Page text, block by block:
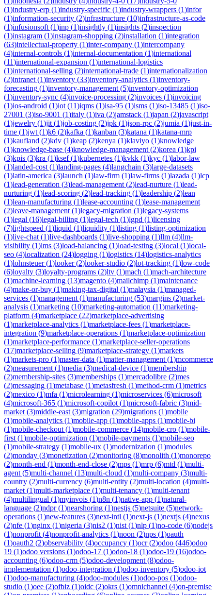
(1)industry-erp (1)industry-specific (1)industry-wrappers (1)infor
(1)information-security (2)infrastructure (10)infrastructure-as-code
(1)infusionsoft (1)inp (1)insightly (1)insights (2)inspection
(1)instagram (1)instagram-shopping (2)installation (1)integration
(63)intellectual-property (1)inter-company (1)intercompany
(4)internal-controls (1)internal-documentation (1)international
(11)international-expansion (1)international-logistics
(1)international-selling (2)international-trade (1)internationalization
(2)intranet (1)inventory (33)inventory-analytics (1)inventory-
forecasting (1)inventory-management (5)inventory-optimization
(1)inventory-sync (4)invoice-processing (2)invoices (1)invoicing
(1)ios-android (1)iot (11)iqms (1)isa-95 (1)isms (1)iso-13485 (1)iso-
27001 (3)iso-9001 (1)italy (1)iva (2)jamstack (1)japan (2)javascript
(1)jewelry (1)jit (1)job-costing (2)jpk (1)json-rpc (2)jumia (1)just-in-
time (1)jwt (1)k6 (2)kafka (1)kanban (3)katana (1)katana-mrp
(1)kaufland (2)kdv (1)keap (2)kenya (1)klaviyo (1)knowledge
(1)knowledge-base (4)knowledge-management (2)korea (1)kpi
(3)kpis (3)kra (1)ksef(1)kubernetes (1)kvkk (1)kyc (1)labor-law
(1)landed-cost (1)landing-pages (4)langchain (3)large-datasets
(1)latin-america (3)launch (1)law-firm (1)law-firms (1)lazada (1)lcp
(1)lead-generation (3)lead-management (2)lead-nurture (1)lead-
nurturing (1)lead-scoring (2)lead-tracking (1)leadership (2)lean
(1)lean-manufacturing (1)lease-accounting (1)lease-management
(2)leave-management (1)legacy-migration (1)legacy-systems
(1)legal (16)legal-billing (1)legal-tech (1)lgpd (1)licensing
(7)lightspeed (1)liquid (1)liquidity (1)listing (1)listing-optimization
(1)live-chat (1)live-dashboards (1)live-shopping (1)llm (4)llm-
visibility (1)lms (3)load-balancing (1)load-testing (3)local (1)local-
seo (4)localization (24)logging (1)logistics (14)logistics-analytics
(1)lohnsteuer(1)looker(2)looker-studio (2)lot-tracking (1)low-code
(6)loyalty (3)loyalty-programs (2)ltv (1)mach (1)mach-architecture
(1)machine-learning (13)magento (4)mailchimp (1)maintenance
(4)make-or-buy (1)making-tax-digital (1)malaysia (1)managed-
services (1)management (1)manufacturing (53)margins (2)market-
analysis (1)marketing (10)marketing-automation (11)marketing-
platform (4)marketplace (22)marketplace-advertising
(1)marketplace-analytics (1)marketplace-fees (1)marketplace-
integration (9)marketplace-operations (1)marketplace-optimization
(1)marketplace-performance (1)marketplace-seller-operations
(17)marketplace-selling (9)marketplace-strategy (1)markets
(1)markets-pro (1)master-data (1)matter-management (1)mcommerce
(2)measurement (1)media (3)medical-device (1)membership
(2)membership-sites (3)memberships (1)mercadolibre (2)mes
(2)messaging (1)metabase (1)metasfresh (1)method-crm (1)metrics
(2)mexico (1)mfa (1)microlearning (1)microservices (6)microsoft
(4)microsoft-365 (1)microsoft-copilot (1)microsoft-fabric (3)mid-
market (3)middle-east (3)migration (29)migrations (1)mobile
(1)mobile-analytics (1)mobile-app (1)mobile-apps (1)mobile-bi
(1)mobile-checkout (1)mobile-commerce (14)mobile-cro (1)mobile-
first (1)mobile-optimization (1)mobile-payments (1)mobile-seo
(1)mobile-strategy (1)mobile-ux (1)modernization (1)modules
(2)monday (3)monetization (2)monitoring (8)monolith (1)monorepo
(2)month-end (1)month-end-close (2)mps (1)mrp (6)mtd (1)multi-
agent (5)multi-channel (13)multi-cloud (1)multi-company (3)multi-
country (2)multi-currency (6)multi-entity (2)multi-location (4)multi-
market (1)multi-marketplace (1)multi-tenancy (1)multi-tenant
(4)multilingual (1)myinvois (1)n8n (1)native-app (1)natural-
language (2)ndpr(1)nearshoring (1)nestjs (5)netsuite (5)network-
operations (1)new-features (3)next-intl (1)next-js (1)nextjs (4)nexus
(2)nfe (1)nginx (1)nigeria (3)nis2 (1)nist (1)nlp (1)no-code (6)nodejs
(1)nonprofit (4)nonprofit-analytics (1)noon (2)nps (1)oauth
(1)oauth2 (2)observability (4)occupancy (1)ocr(2)odoo (446)odoo
19 (1)odoo versions (1)odoo-17 (1)odoo-18 (1)odoo-19 (16)odoo-
accounting (6)odoo-crm (5)odoo-development (8)odoo-
implementation (1)odoo-integration (1)odoo-inventory (5)odoo-iot
(1)odoo-manufacturing (4)odoo-modules (1)odoo-pos (1)odoo-
studio (1)oee (2)ofbiz (1)oidc (2)okrs (1)omnichannel (4)on-premise